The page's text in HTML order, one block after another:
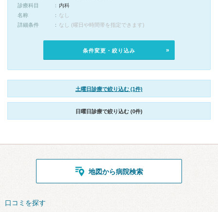
診療科目
内科
名称
なし
詳細条件
なし (曜日や時間帯を指定できます)
条件変更・絞り込み
土曜日診療で絞り込む (1件)
日曜日診療で絞り込む (0件)
地図から病院検索
口コミを探す